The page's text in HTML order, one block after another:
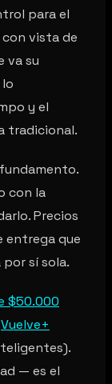
para el
vista de
va su
y el
tradicional.
con la
Precios
entrega que
por sí sola.
$50.000
Vuelve+
— es el